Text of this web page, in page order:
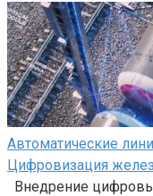
Автоматические
Цифровизация
Внедрение